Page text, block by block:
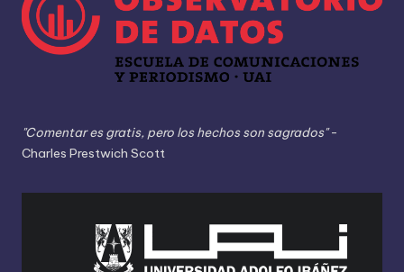
"Comentar es gratis, pero los hechos son sagrados"-
Charles Prestwich Scott